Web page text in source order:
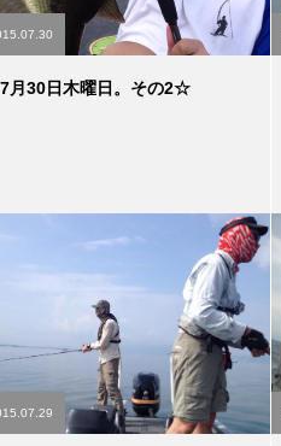
7月30日木曜日。その2☆